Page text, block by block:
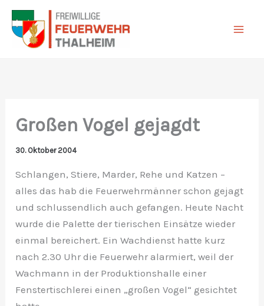
Zum
Inhalt
springen
Großen Vogel gejagdt
30. Oktober 2004
Schlangen, Stiere, Marder, Rehe und Katzen –
alles das hab die Feuerwehrmänner schon gejagt
und schlussendlich auch gefangen. Heute Nacht
wurde die Palette der tierischen Einsätze wieder
einmal bereichert. Ein Wachdienst hatte kurz
nach 2.30 Uhr die Feuerwehr alarmiert, weil der
Wachmann in der Produktionshalle einer
Fenstertischlerei einen „großen Vogel“ gesichtet